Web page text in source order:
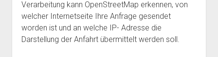
Verarbeitung kann OpenStreetMap erkennen, von
welcher Internetseite Ihre Anfrage gesendet
worden ist und an welche IP- Adresse die
Darstellung der Anfahrt übermittelt werden soll.